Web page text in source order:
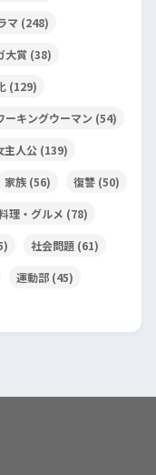
マ (248)
大賞 (38)
(129)
ーキングウーマン (54)
主人公 (139)
家族 (56) 復讐 (50)
理・グルメ (78)
社会問題 (61)
運動部 (45)